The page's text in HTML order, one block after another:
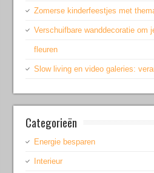
Zomerse kinderfeestjes met
Verschuifbare wanddecoratie om
fleuren
Slow living en video galeries:
Categorieën
Energie besparen
Interieur